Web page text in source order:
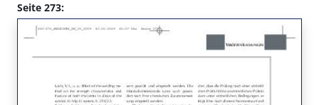
Seite 273: